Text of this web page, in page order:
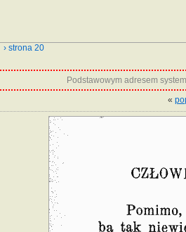
› strona 20
Podstawowym adresem
«